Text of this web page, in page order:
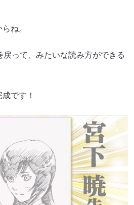
ね。
って、みたいな読み方ができる
です！